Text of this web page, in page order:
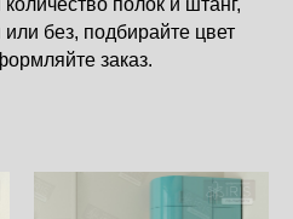
полок и штанг,
без, подбирайте цвет
заказ.